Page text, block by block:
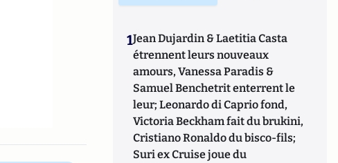
1Jean Dujardin & Laetitia Casta
étrennent leurs nouveaux
amours, Vanessa Paradis &
Samuel Benchetrit enterrent le
leur; Leonardo di Caprio fond,
Victoria Beckham fait du brukini,
Cristiano Ronaldo du bisco-fils;
Suri ex Cruise joue du